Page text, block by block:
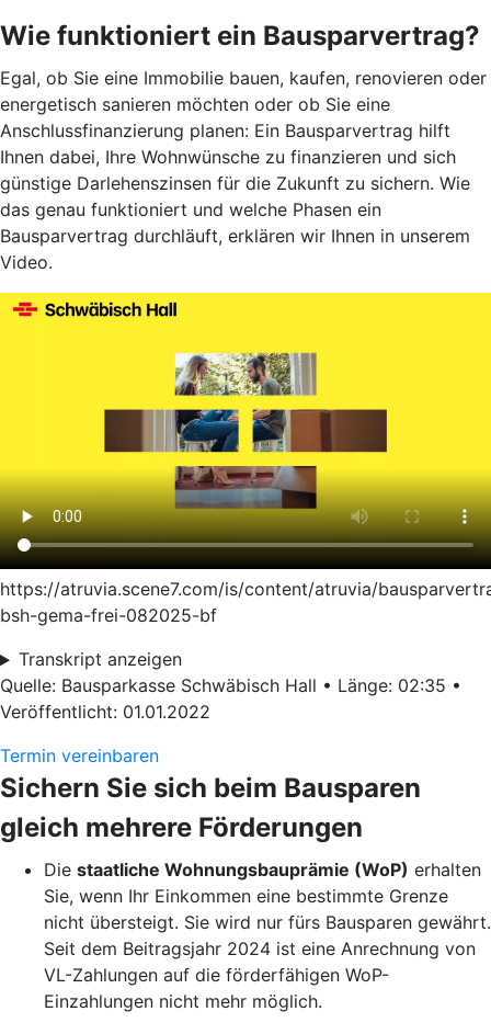
Wie funktioniert ein Bausparvertrag?
Egal, ob Sie eine Immobilie bauen, kaufen, renovieren oder
energetisch sanieren möchten oder ob Sie eine
Anschlussfinanzierung planen: Ein Bausparvertrag hilft
Ihnen dabei, Ihre Wohnwünsche zu finanzieren und sich
günstige Darlehenszinsen für die Zukunft zu sichern. Wie
das genau funktioniert und welche Phasen ein
Bausparvertrag durchläuft, erklären wir Ihnen in unserem
Video.
https://atruvia.scene7.com/is/content/atruvia/
bsh-gema-frei-082025-bf
Transkript anzeigen
Quelle: Bausparkasse Schwäbisch Hall • Länge: 02:35 •
Veröffentlicht: 01.01.2022
Termin vereinbaren
Sichern Sie sich beim Bausparen
gleich mehrere Förderungen
Die staatliche Wohnungsbauprämie (WoP) erhalten
Sie, wenn Ihr Einkommen eine bestimmte Grenze
nicht übersteigt. Sie wird nur fürs Bausparen gewährt.
Seit dem Beitragsjahr 2024 ist eine Anrechnung von
VL-Zahlungen auf die förderfähigen WoP-
Einzahlungen nicht mehr möglich.